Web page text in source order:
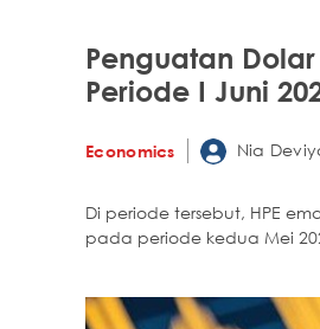
Penguatan
Periode I Juni
Economics Nia
Di periode tersebut, HPE
pada periode kedua Mei